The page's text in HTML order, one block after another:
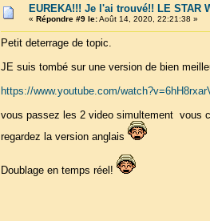
EUREKA!!! Je l'ai trouvé!! LE STAR
« Répondre #9 le:Août 14, 2020, 22:21:38 »
Petit deterrage de topic.
JE suis tombé sur une version de bien
https://www.youtube.com/
vous passez les 2 video simultement vous
regardez la version anglais
Doublage en temps réel!